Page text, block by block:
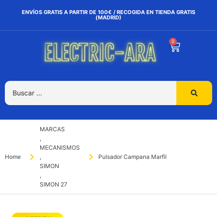
ENVÍOS GRATIS A PARTIR DE 100€ / RECOGIDA EN TIENDA GRATIS
(MADRID)
0
Home
MARCAS
,
MECANISMOS
,
SIMON
,
SIMON 27
Pulsador Campana Marfil